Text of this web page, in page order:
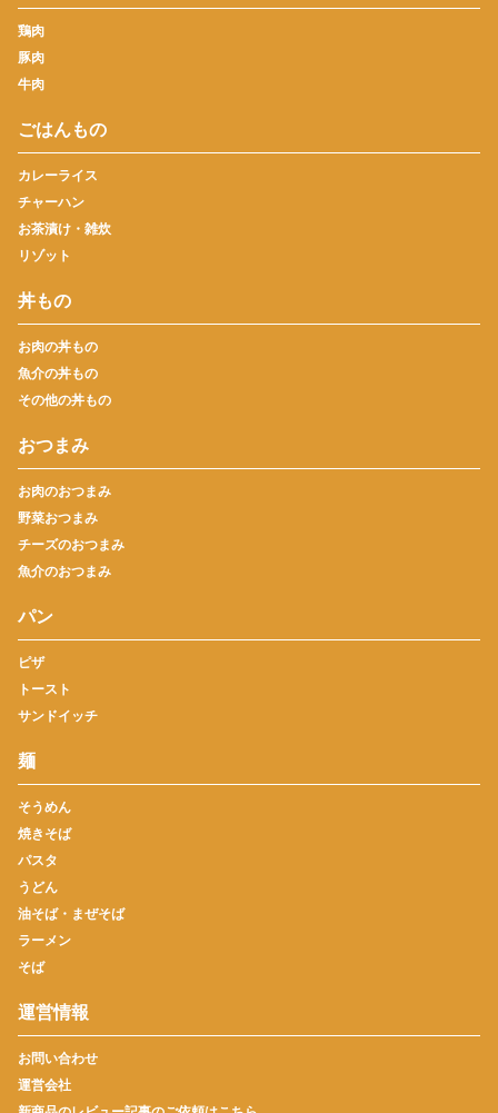
鶏肉
豚肉
牛肉
ごはんもの
カレーライス
チャーハン
お茶漬け・雑炊
リゾット
丼もの
お肉の丼もの
魚介の丼もの
その他の丼もの
おつまみ
お肉のおつまみ
野菜おつまみ
チーズのおつまみ
魚介のおつまみ
パン
ピザ
トースト
サンドイッチ
麺
そうめん
焼きそば
パスタ
うどん
油そば・まぜそば
ラーメン
そば
運営情報
お問い合わせ
運営会社